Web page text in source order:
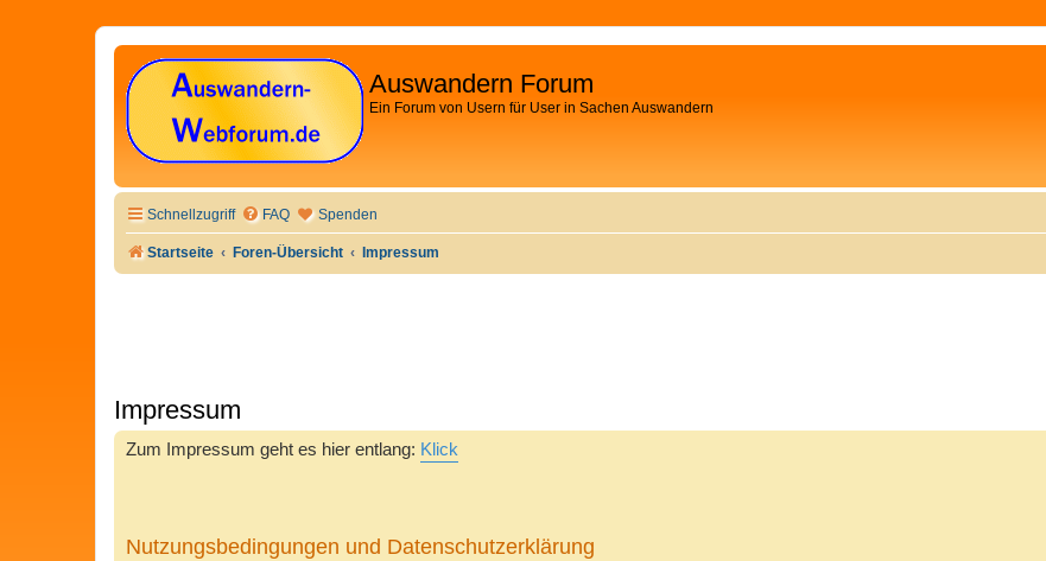
Auswandern Forum
Ein Forum von Usern für User in Sachen Auswandern
Schnellzugriff FAQ Spenden
Startseite Foren-Übersicht Impressum
Impressum
Zum Impressum geht es hier entlang: Klick
Nutzungsbedingungen und Datenschutzerklärung